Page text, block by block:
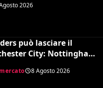
2026
può lasciare il
City: Nottingham
8 Agosto 2026